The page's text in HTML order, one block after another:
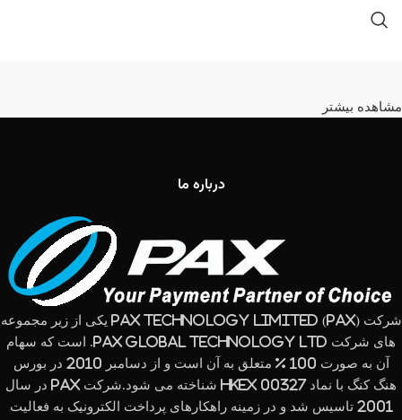
مشاهده بیشتر
درباره ما
شرکت (PAX Technology Limited (PAX یکی از زیر مجموعه
های شرکت PAX Global Technology Ltd. است که سهام
آن به صورت 100 % متعلق به آن است و از دسامبر 2010 در بورس
هنگ کنگ با نماد HKEx 00327 شناخته می شود.شرکت PAX در سال
2001 تاسیس شد و در زمینه راهکارهای پرداخت الکترونیک به فعالیت